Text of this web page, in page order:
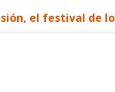
el festival de